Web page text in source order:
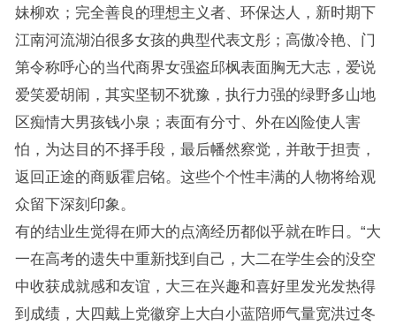
妹柳欢；完全善良的理想主义者、环保达人，新时期下
江南河流湖泊很多女孩的典型代表文彤；高傲冷艳、门
第令称呼心的当代商界女强盗邱枫表面胸无大志，爱说
爱笑爱胡闹，其实坚韧不犹豫，执行力强的绿野多山地
区痴情大男孩钱小泉；表面有分寸、外在凶险使人害
怕，为达目的不择手段，最后幡然察觉，并敢于担责，
返回正途的商贩霍启铭。这些个个性丰满的人物将给观
众留下深刻印象。
有的结业生觉得在师大的点滴经历都似乎就在昨日。“大
一在高考的遗失中重新找到自己，大二在学生会的没空
中收获成就感和友谊，大三在兴趣和喜好里发光发热得
到成绩，大四戴上党徽穿上大白小蓝陪师气量宽洪过冬